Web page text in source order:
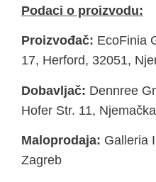
Podaci o proizvodu:
Proizvođač: EcoFinia
17, Herford, 32051,
Dobavljač: Dennree
Hofer Str. 11, Njemačka
Maloprodaja: Galleria
Zagreb